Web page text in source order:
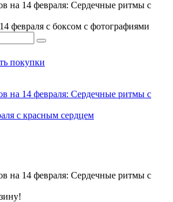
февраля с боксом с фотографиями
покупки
с красным сердцем